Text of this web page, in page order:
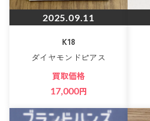
2025.09.11
K18
ダイヤモンドピアス
買取価格
17,000円